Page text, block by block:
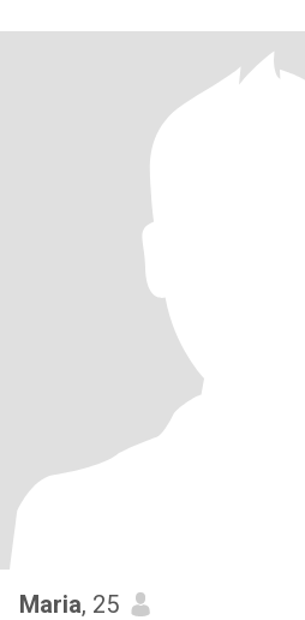
Maria, 25